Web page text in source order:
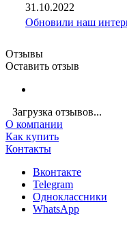
31.10.2022
Обновили наш
Отзывы
Оставить отзыв
Загрузка отзывов...
О компании
Как купить
Контакты
Вконтакте
Telegram
Одноклассники
WhatsApp